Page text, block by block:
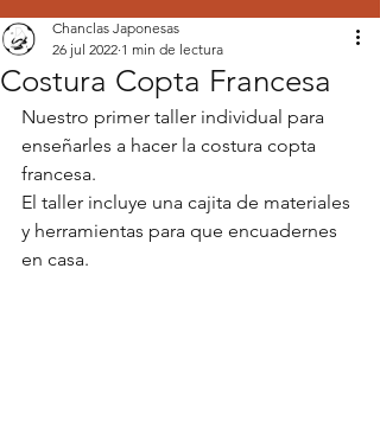
Costura Copta Francesa
Chanclas Japonesas
26 jul 2022 1 min de lectura
Nuestro primer taller individual para
enseñarles a hacer la costura copta
francesa.
El taller incluye una cajita de materiales
y herramientas para que encuadernes
en casa.